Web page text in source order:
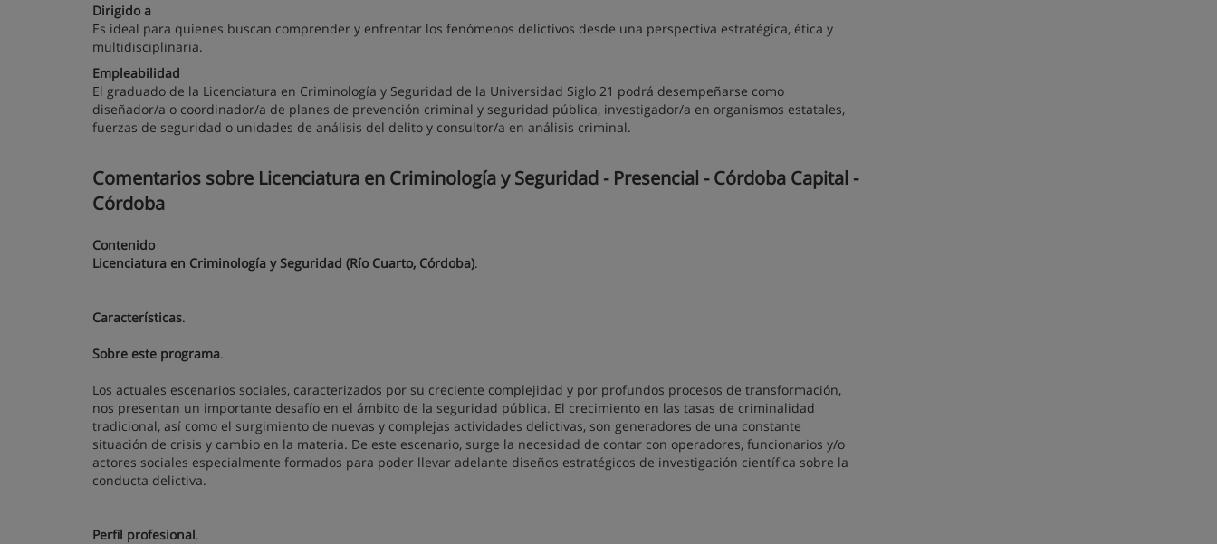
Dirigido a
Es ideal para quienes buscan comprender y enfrentar los fenómenos delictivos desde una perspectiva estratégica, ética y
multidisciplinaria.
Empleabilidad
El graduado de la Licenciatura en Criminología y Seguridad de la Universidad Siglo 21 podrá desempeñarse como
diseñador/a o coordinador/a de planes de prevención criminal y seguridad pública, investigador/a en organismos estatales,
fuerzas de seguridad o unidades de análisis del delito y consultor/a en análisis criminal.
Comentarios sobre Licenciatura en Criminología y Seguridad - Presencial - Córdoba Capital -
Córdoba
Contenido
Licenciatura en Criminología y Seguridad (Río Cuarto, Córdoba).
Características.
Sobre este programa.
Los actuales escenarios sociales, caracterizados por su creciente complejidad y por profundos procesos de transformación,
nos presentan un importante desafío en el ámbito de la seguridad pública. El crecimiento en las tasas de criminalidad
tradicional, así como el surgimiento de nuevas y complejas actividades delictivas, son generadores de una constante
situación de crisis y cambio en la materia. De este escenario, surge la necesidad de contar con operadores, funcionarios y/o
actores sociales especialmente formados para poder llevar adelante diseños estratégicos de investigación científica sobre la
conducta delictiva.
Perfil profesional.